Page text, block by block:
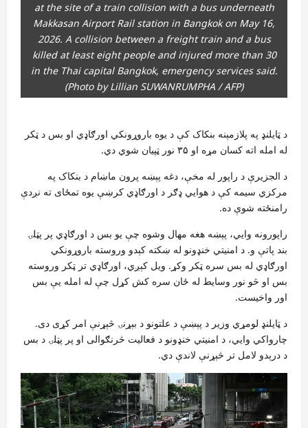
at the site of a train collision with a bus underneath
Makkasan Airport Rail station in Bangkok on May 16,
2026. A collision between a freight train and a bus
killed at least eight people and injured more than 30
in the Thai capital Bangkok, emergency services said.
(Photo by Lillian SUWANRUMPHA / AFP)
د ټایلنډ په پلازمېنه بنکاک کې د یوه باروړونکي اورګاډي او بس د ټکر
له امله اته کسان مړه او ۳۵ نور ټپیان شوي دي.
د الجزیرې د راپور له مخې، دغه پېښه پرون ماښام د بنکاک په
مرکزي سیمه کې د هوايي ډګر د اورګاډي کرښې یوه تمځای ته نږدې
رامنځته شوې ده.
راپورونه وایي، پېښه هغه مهال وشوه چې یو بس د اورګاډي پر پټلۍ
بند پاتې و. د امنیتي خنډونو له ښکته کېدو وروسته باروړونکي
اورګاډي له بس سره ټکر وکړ. ویل کېږي، اورګاډي تر ټکر وروسته
بس او څو نور وسایط له ځان سره کش کړل چې له امله یې بس
اور واخیست.
د ټایلنډ لومړي وزیر د پېښې د علتونو د بېړنۍ څېړنې امر کړی دی.
چارواکي وایي، د امنیتي خنډونو د فعالیت څرنګوالی او پر پټلۍ د بس
د درېدو لامل تر څېړنې لاندې دي.